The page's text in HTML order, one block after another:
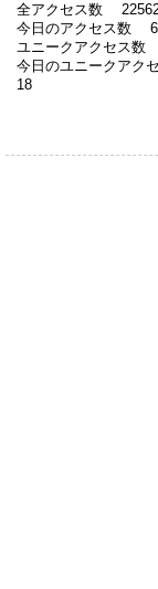
全アクセス数
今日のアクセス数
ユニークアクセス
今日のユニークアク
18